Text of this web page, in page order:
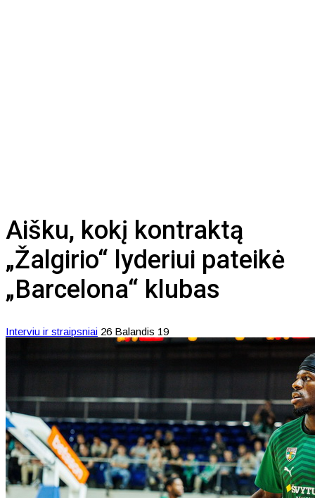
Aišku, kokį kontraktą
„Žalgirio“ lyderiui pateikė
„Barcelona“ klubas
Interviu ir straipsniai 26 Balandis 19